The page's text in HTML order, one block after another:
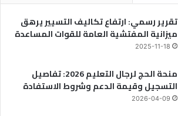
تقرير رسمي: ارتفاع تكاليف التسيير يرهق
ميزانية المفتشية العامة للقوات المساعدة
2025-11-18
منحة الحج لرجال التعليم 2026: تفاصيل
التسجيل وقيمة الدعم وشروط الاستفادة
2026-04-09